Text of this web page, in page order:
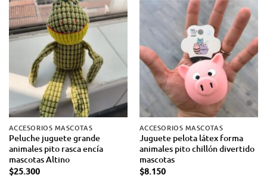
ACCESORIOS MASCOTAS
Peluche juguete grande
animales pito rasca encía
mascotas Altino
$25.300
ACCESORIOS MASCOTAS
Juguete pelota látex forma
animales pito chillón divertido
mascotas
$8.150